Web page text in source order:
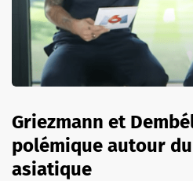
Griezmann et
polémique autour
asiatique